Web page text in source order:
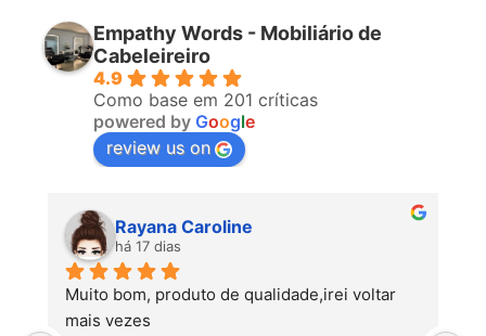
Empathy Words - Mobiliário de
Cabeleireiro
4.9
Como base em 201 críticas
powered by Google
review us on
Ana Cunha
há 22 dias